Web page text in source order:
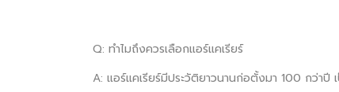
Q: ทำไมถึงควรเลือกแอร์แคเรียร์
A: แอร์แคเรียร์มีประวัติยาวนานก่อตั้งมา 100 กว่า